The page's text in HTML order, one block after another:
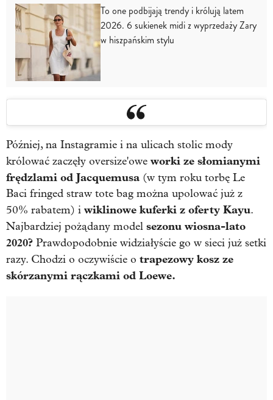
To one podbijają trendy i królują latem
2026. 6 sukienek midi z wyprzedaży Zary
w hiszpańskim stylu
Później, na Instagramie i na ulicach stolic mody
królować zaczęły oversize'owe worki ze słomianymi
frędzlami od Jacquemusa (w tym roku torbę Le
Baci fringed straw tote bag można upolować już z
50% rabatem) i wiklinowe kuferki z oferty Kayu.
Najbardziej pożądany model sezonu wiosna-lato
2020? Prawdopodobnie widziałyście go w sieci już setki
razy. Chodzi o oczywiście o trapezowy kosz ze
skórzanymi rączkami od Loewe.